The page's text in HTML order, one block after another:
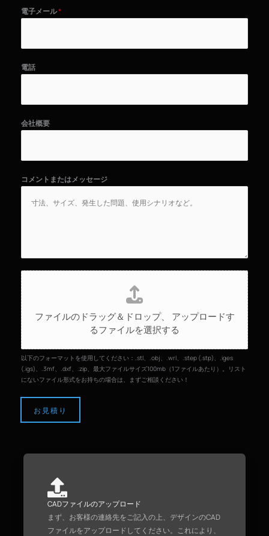
CADファイルのアップロード
まず、お客様の連絡先をご記入の上、デザインのCAD
ファイルをアップロードしてください。これにより、
電子メール*
電話
会社概要
コメントまたはメッセージ
フ
ァ
イ
ル
の
ア
ッ
プ
ロ
ー
ファイルのドラッグ＆ドロップ、 アップロードす
るファイルを選択する
以下のフォーマットを使用してください：.stl、.obj、.wrl、.step (.stp)、.iges
(.igs)、.3mf、.dxf、.zip、最大ファイルサイズ100mb（1ファイルあたり）。リスト
にないファイル形式をお持ちの場合は、まずご相談ください！
お見積り